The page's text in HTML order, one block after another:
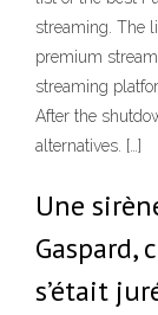
streaming. The
premium
streaming
After the
alternatives. […]
Une
Gaspard,
s’était